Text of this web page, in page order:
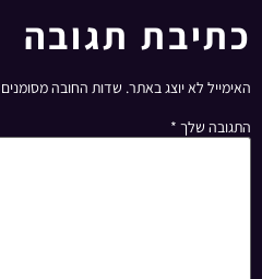
כתיבת תגובה
האימייל לא יוצג באתר. שדות החובה מסומנים
התגובה שלך *